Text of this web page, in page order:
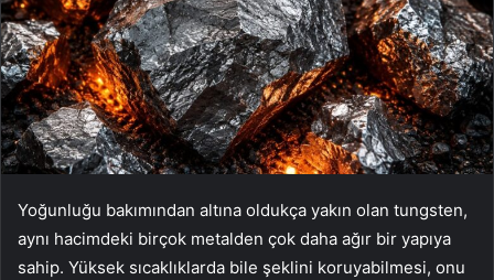
Yoğunluğu bakımından altına oldukça yakın olan tungsten,
aynı hacimdeki birçok metalden çok daha ağır bir yapıya
sahip. Yüksek sıcaklıklarda bile şeklini koruyabilmesi, onu